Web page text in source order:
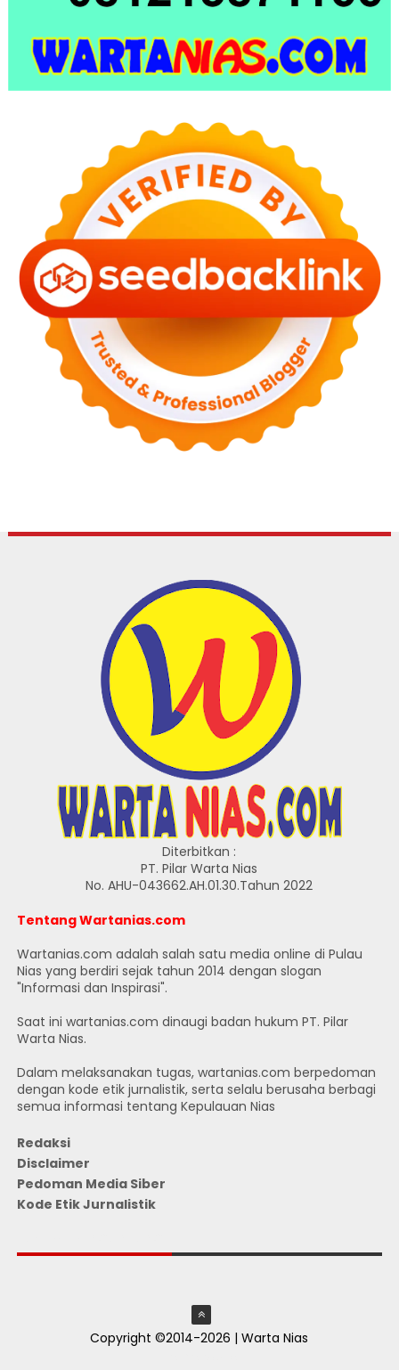
Diterbitkan :
PT. Pilar Warta Nias
No. AHU-043662.AH.01.30.Tahun 2022
Tentang Wartanias.com
Wartanias.com adalah salah satu media online di Pulau
Nias yang berdiri sejak tahun 2014 dengan slogan
"Informasi dan Inspirasi".
Saat ini wartanias.com dinaugi badan hukum PT. Pilar
Warta Nias.
Dalam melaksanakan tugas, wartanias.com berpedoman
dengan kode etik jurnalistik, serta selalu berusaha berbagi
semua informasi tentang Kepulauan Nias
Redaksi
Disclaimer
Pedoman Media Siber
Kode Etik Jurnalistik
Copyright ©2014-2026 | Warta Nias